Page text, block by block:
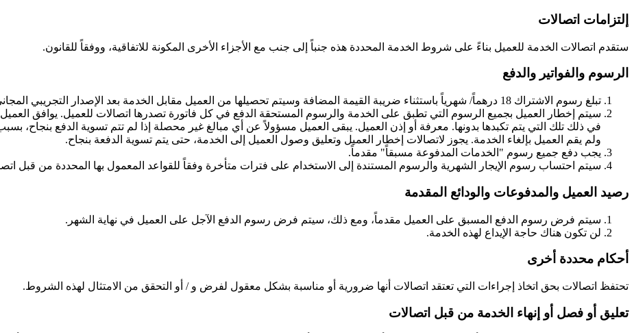
إلتزامات اتصالات
ستقدم اتصالات الخدمة للعميل بناءً على شروط الخدمة المحددة هذه جنباً إلى جنب مع الأجزاء الأخرى المكونة للاتفاقية، ووفقاً للقانون.
الرسوم والفواتير والدفع
تبلغ رسوم الاشتراك 18 درهماً/ شهرياً باستثناء ضريبة القيمة المضافة وسيتم تحصيلها من العميل مقابل الخدمة بعد الإصدار التجريبي المجاني للشهر الأول.
سيتم إخطار العميل بجميع الرسوم التي تطبق على الخدمة والرسوم المستحقة الدفع في كل فاتورة تصدرها اتصالات للعميل. يوافق
في ذلك تلك التي يتم تكبدها بدونها. معرفة أو إذن العميل. يبقى العميل مسؤولاً عن أي مبالغ غير محصلة إذا لم تتم تسوية الدفع بنجاح،
ولم يقم العميل بإلغاء الخدمة. يجوز لاتصالات إخطار العميل وتعليق وصول العميل إلى الخدمة، حتى يتم تسوية الدفعة بنجاح.
يجب دفع جميع رسوم "الخدمات المدفوعة مسبقاً" مقدماً.
سيتم احتساب رسوم الإيجار الشهرية والرسوم المستندة إلى الاستخدام على فترات متأخرة وفقاً للقواعد المعمول بها المحددة من قبل
رصيد العميل والمدفوعات والودائع المقدمة
سيتم فرض رسوم الدفع المسبق على العميل مقدماً، ومع ذلك، سيتم فرض رسوم الدفع الآجل على العميل في نهاية الشهر.
لن تكون هناك حاجة الإيداع لهذه الخدمة.
أحكام محددة أخرى
تحتفظ اتصالات بحق اتخاذ إجراءات التي تعتقد اتصالات أنها ضرورية أو مناسبة بشكل معقول لفرض و / أو التحقق من الامتثال لهذه الشروط.
تعليق أو فصل أو إنهاء الخدمة من قبل اتصالات